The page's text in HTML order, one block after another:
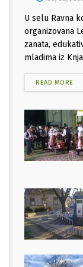
U selu Ravna
organizovana
zanata,
mladima iz
READ MORE